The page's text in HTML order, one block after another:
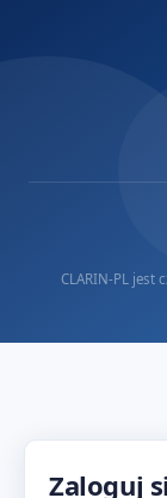
CLARIN-PL jest
Zaloguj